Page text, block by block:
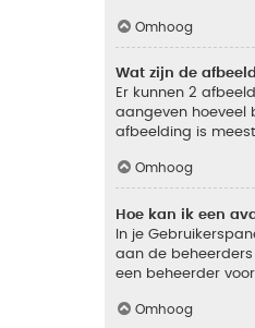
Omhoog
Wat zijn de
Er kunnen 2
aangeven hoeveel
afbeelding is
Omhoog
Hoe kan ik een
In je
aan de
een beheerder
Omhoog